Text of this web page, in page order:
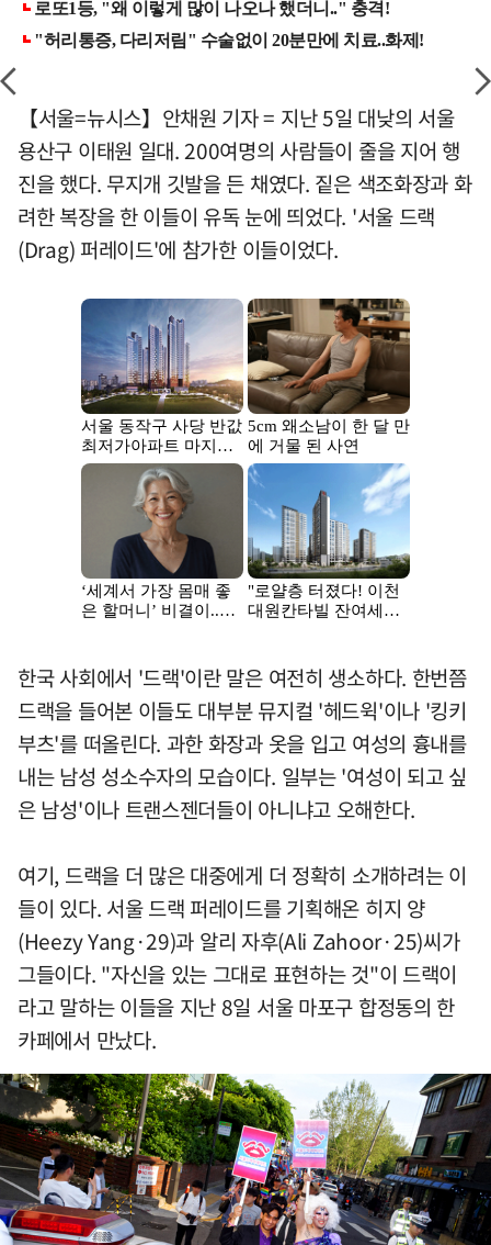
【서울=뉴시스】안채원 기자 = 지난 5일 대낮의 서울
용산구 이태원 일대. 200여명의 사람들이 줄을 지어 행
진을 했다. 무지개 깃발을 든 채였다. 짙은 색조화장과 화
려한 복장을 한 이들이 유독 눈에 띄었다. '서울 드랙
(Drag) 퍼레이드'에 참가한 이들이었다.
한국 사회에서 '드랙'이란 말은 여전히 생소하다. 한번쯤
드랙을 들어본 이들도 대부분 뮤지컬 '헤드윅'이나 '킹키
부츠'를 떠올린다. 과한 화장과 옷을 입고 여성의 흉내를
내는 남성 성소수자의 모습이다. 일부는 '여성이 되고 싶
은 남성'이나 트랜스젠더들이 아니냐고 오해한다.
여기, 드랙을 더 많은 대중에게 더 정확히 소개하려는 이
들이 있다. 서울 드랙 퍼레이드를 기획해온 히지 양
(Heezy Yang·29)과 알리 자후(Ali Zahoor·25)씨가
그들이다. "자신을 있는 그대로 표현하는 것"이 드랙이
라고 말하는 이들을 지난 8일 서울 마포구 합정동의 한
카페에서 만났다.